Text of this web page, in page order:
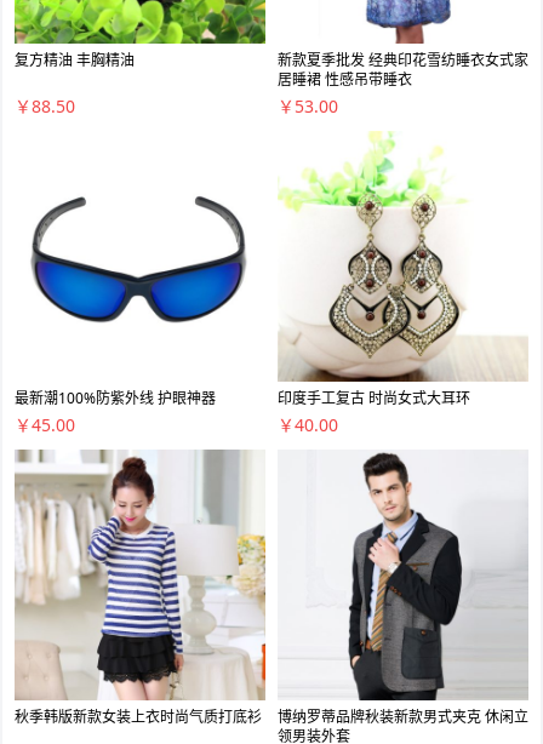
复方精油 丰胸精油
￥88.50
新款夏季批发 经典印花雪纺睡衣女式家
居睡裙 性感吊带睡衣
￥53.00
最新潮100%防紫外线 护眼神器
￥45.00
印度手工复古 时尚女式大耳环
￥40.00
秋季韩版新款女装上衣时尚气质打底衫
博纳罗蒂品牌秋装新款男式夹克 休闲立
领男装外套